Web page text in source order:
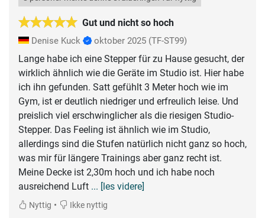
Gut und nicht so hoch
Denise Kuck oktober 2025 (TF-ST99)
Lange habe ich eine Stepper für zu Hause gesucht, der
wirklich ähnlich wie die Geräte im Studio ist. Hier habe
ich ihn gefunden. Satt gefühlt 3 Meter hoch wie im
Gym, ist er deutlich niedriger und erfreulich leise. Und
preislich viel erschwinglicher als die riesigen Studio-
Stepper. Das Feeling ist ähnlich wie im Studio,
allerdings sind die Stufen natürlich nicht ganz so hoch,
was mir für längere Trainings aber ganz recht ist.
Meine Decke ist 2,30m hoch und ich habe noch
ausreichend Luft ... [les videre]
Nyttig • Ikke nyttig